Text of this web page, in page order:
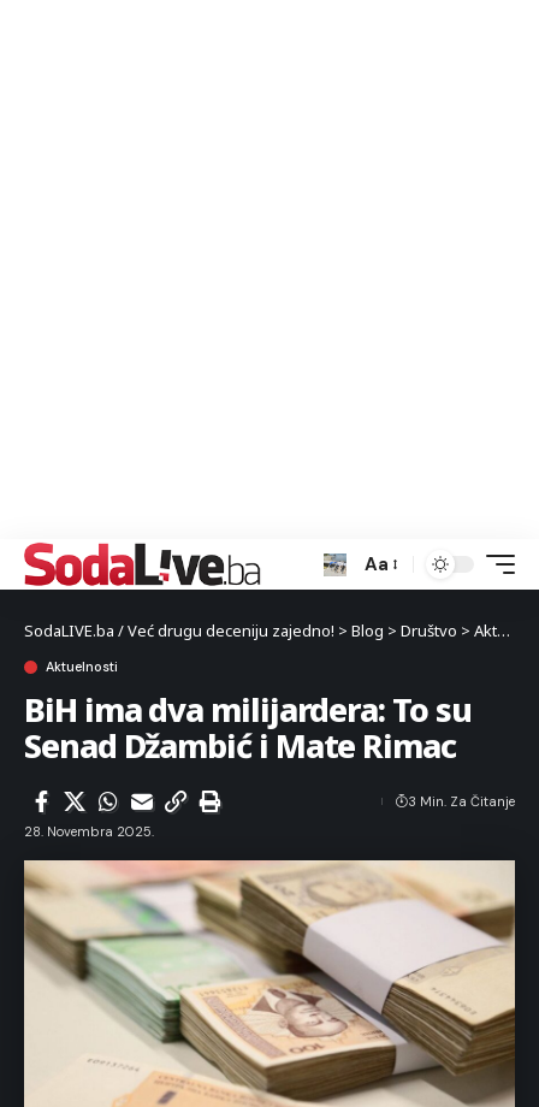
Aa
SodaLIVE.ba / Već drugu deceniju zajedno! > Blog > Društvo > Aktuelnosti
Aktuelnosti
BiH ima dva milijardera: To su
Senad Džambić i Mate Rimac
28. Novembra 2025.
3 Min. Za Čitanje